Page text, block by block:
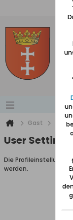
Gast
User Settings
Die
werden.